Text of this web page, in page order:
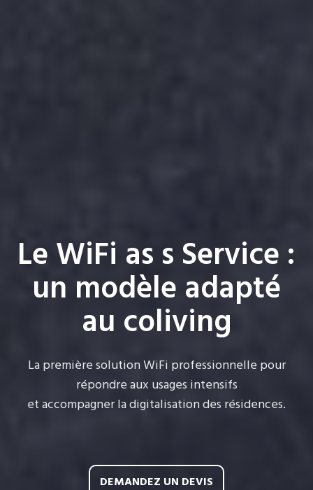
Le WiFi as s Service :
un modèle adapté
au coliving
La première solution WiFi professionnelle pour
répondre aux usages intensifs
et accompagner la digitalisation des résidences.
DEMANDEZ UN DEVIS